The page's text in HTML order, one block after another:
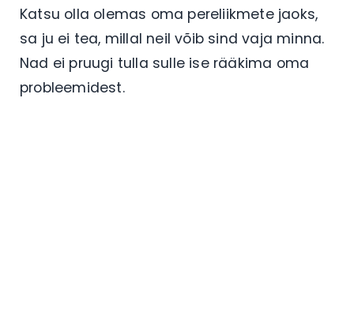
Katsu olla olemas oma pereliikmete jaoks,
sa ju ei tea, millal neil võib sind vaja minna.
Nad ei pruugi tulla sulle ise rääkima oma
probleemidest.